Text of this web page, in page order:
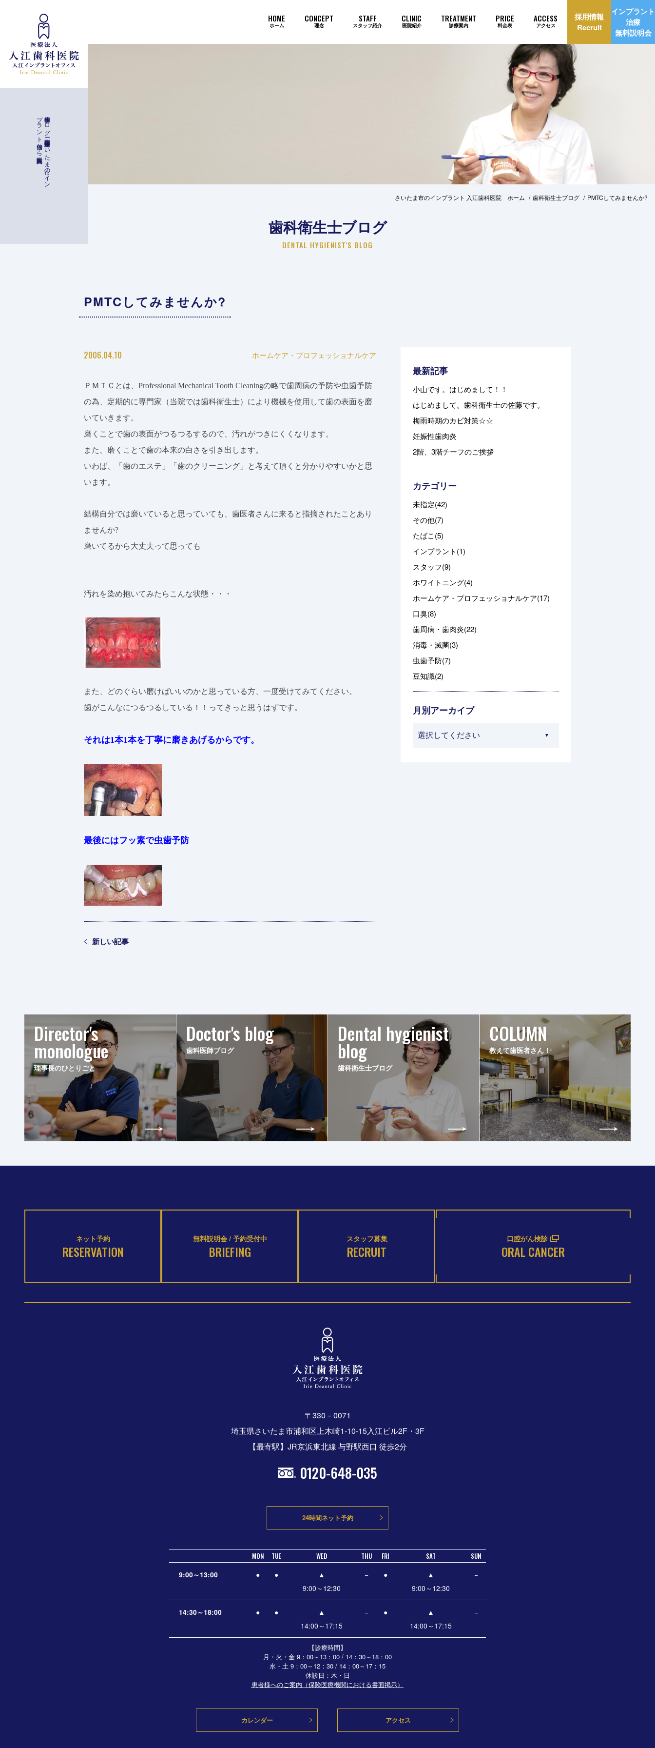
歯科衛生士ブ
ロ
グ
ー
与野駅徒歩二分
埼玉県さ
い
た
ま
市の
イ
ン
プ
ラ
ン
ト
治療な
ら
入江歯科医院
HOME
ホーム
CONCEPT
理念
STAFF
スタッフ紹介
CLINIC
医院紹介
TREATMENT
診療案内
インプラント治療自動見積もり
PRICE
料金表
ACCESS
アクセス
採用情報
Recruit
インプラント
治療
無料説明会
さいたま市のインプラント 入江歯科医院 ホーム 歯科衛生士ブログ PMTCしてみませんか?
歯科衛生士ブログ
DENTAL HYGIENIST'S BLOG
PMTCしてみませんか?
2006.04.10 ホームケア・プロフェッショナルケア
ＰＭＴＣとは、Professional Mechanical Tooth Cleaningの略で歯周病の予防や虫歯予防
の為、定期的に専門家（当院では歯科衛生士）により機械を使用して歯の表面を磨
いていきます。
磨くことで歯の表面がつるつるするので、汚れがつきにくくなります。
また、磨くことで歯の本来の白さを引き出します。
いわば、「歯のエステ」「歯のクリーニング」と考えて頂くと分かりやすいかと思
います。
結構自分では磨いていると思っていても、歯医者さんに来ると指摘されたことあり
ませんか?
磨いてるから大丈夫って思っても
汚れを染め抱いてみたらこんな状態・・・
また、どのぐらい磨けばいいのかと思っている方、一度受けてみてください。
歯がこんなにつるつるしている！！ってきっと思うはずです。
それは1本1本を丁寧に磨きあげるからです。
最後にはフッ素で虫歯予防
新しい記事
最新記事
小山です。はじめまして！！
はじめまして。歯科衛生士の佐藤です。
梅雨時期のカビ対策☆☆
妊娠性歯肉炎
2階、3階チーフのご挨拶
カテゴリー
未指定(42)
その他(7)
たばこ(5)
インプラント(1)
スタッフ(9)
ホワイトニング(4)
ホームケア・プロフェッショナルケア(17)
口臭(8)
歯周病・歯肉炎(22)
消毒・滅菌(3)
虫歯予防(7)
豆知識(2)
月別アーカイブ
Director's
monologue
理事長のひとりごと
Doctor's blog
歯科医師ブログ
Dental hygienist
blog
歯科衛生士ブログ
COLUMN
教えて歯医者さん！
ネット予約
RESERVATION
無料説明会 / 予約受付中
BRIEFING
スタッフ募集
RECRUIT
口腔がん検診
ORAL CANCER
〒330－0071
埼玉県さいたま市浦和区上木崎1-10-15入江ビル2F・3F
【最寄駅】JR京浜東北線 与野駅西口 徒歩2分
0120-648-035
24時間ネット予約
MON TUE WED THU FRI SAT SUN
【診療時間】
月・火・金 9：00～13：00 / 14：30～18：00
水・土 9：00～12：30 / 14：00～17：15
休診日：木・日
患者様へのご案内（保険医療機関における書面掲示）
9:00～13:00 ● ●
▲
9:00～12:30
− ●
▲
9:00～12:30
−
14:30～18:00 ● ●
▲
14:00～17:15
− ●
▲
14:00～17:15
−
カレンダー アクセス